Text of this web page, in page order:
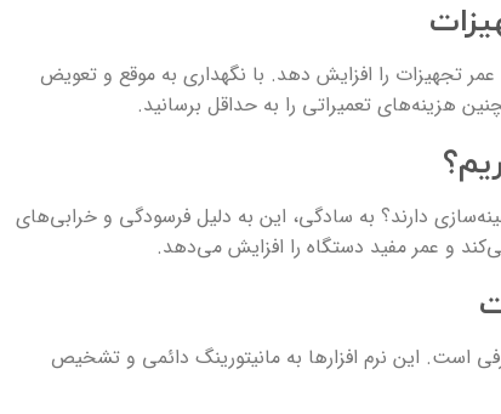
تجهیزات را افزایش دهد. با نگهداری به موقع و تعویض
هزینه‌های تعمیراتی را به حداقل برسانید.
دارند؟ به سادگی، این به دلیل فرسودگی و خرابی‌های
و عمر مفید دستگاه را افزایش می‌دهد.
است. این نرم افزارها به مانیتورینگ دائمی و تشخیص